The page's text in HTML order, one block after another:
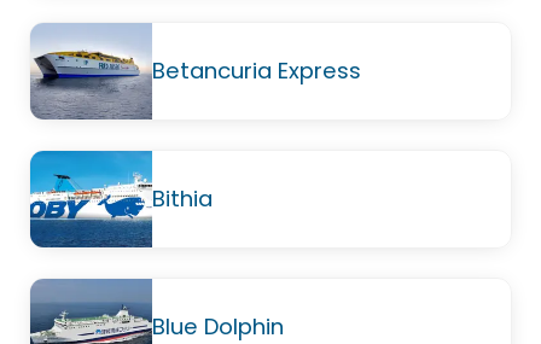
Betancuria Express
Bithia
Blue Dolphin